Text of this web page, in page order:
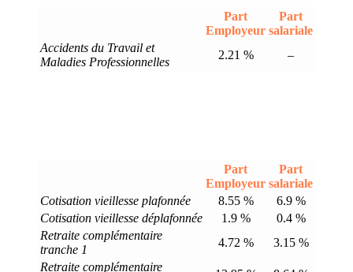
Part
Employeur
Part
salariale
Accidents du Travail et
Maladies Professionnelles
2.21 % –
Part
Employeur
Part
salariale
Cotisation vieillesse plafonnée
8.55 %
6.9 %
Cotisation vieillesse déplafonnée
1.9 %
0.4 %
Retraite complémentaire
tranche 1
4.72 %
3.15 %
Retraite complémentaire